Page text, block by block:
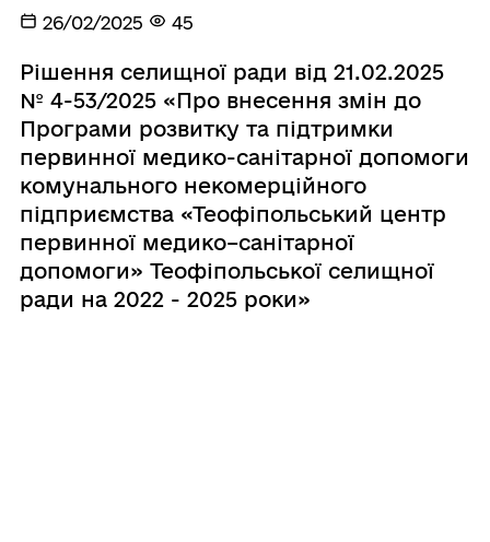
26/02/2025 45
Рішення селищної ради від 21.02.2025
№ 4-53/2025 «Про внесення змін до
Програми розвитку та підтримки
первинної медико-санітарної допомоги
комунального некомерційного
підприємства «Теофіпольський центр
первинної медико–санітарної
допомоги» Теофіпольської селищної
ради на 2022 - 2025 роки»